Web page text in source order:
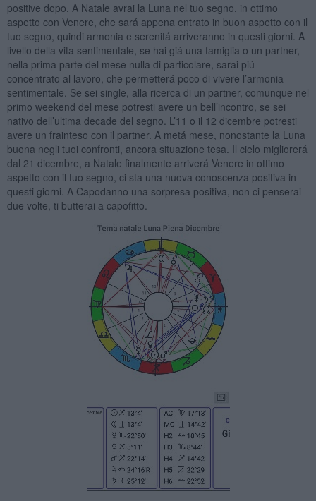
positive dopo. A Natale avrai la Luna nel tuo segno, in ottimo
aspetto con Venere, che sará appena entrato in buon aspetto con il
tuo segno, quindi armonia e serenitá arriveranno in questi giorni. A
livello della vita sentimentale, se hai giá una famiglia o un partner,
nella prima parte del mese nulla di particolare, sarai piú
concentrato al lavoro, che permetterá poco di vivere l’armonia
sentimentale. Se sei single, alla ricerca di un partner, comunque nel
primo weekend del mese potresti avere un bell’incontro, se sei
nativo dell’ultima decade del segno. L’11 o il 12 dicembre potresti
avere un frainteso con il partner. A metá mese, nonostante la Luna
buona negli tuoi confronti, ancora situazione tesa. Il cielo migliorerá
dal 21 dicembre, a Natale finalmente arriverá Venere in ottimo
aspetto con il tuo segno, ci sta una nuova conoscenza positiva in
questi giorni. A Capodanno una sorpresa positiva, non ci penserai
due volte, ti butterai a capofitto.